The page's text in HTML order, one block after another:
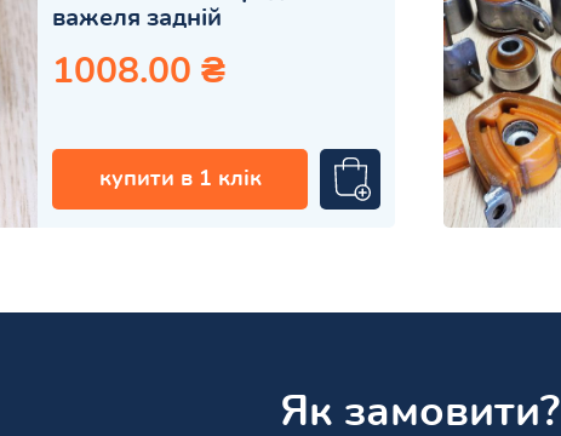
важеля задній
1008.00 ₴
купити в 1 клік
Як замовити?